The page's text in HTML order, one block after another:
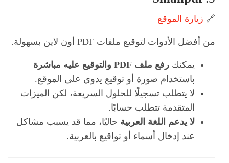
🔗 زيارة الموقع
من أفضل الأدوات لتوقيع ملفات PDF أون لاين بسهولة.
يمكنك رفع ملف PDF والتوقيع عليه مباشرة
باستخدام صورة أو توقيع يدوي على الموقع.
لا يتطلب تسجيلًا للحلول السريعة، لكن الميزات
المتقدمة تتطلب حسابًا.
لا يدعم اللغة العربية حاليًا، مما قد يسبب مشاكل
عند إدخال أسماء أو تواقيع بالعربية.